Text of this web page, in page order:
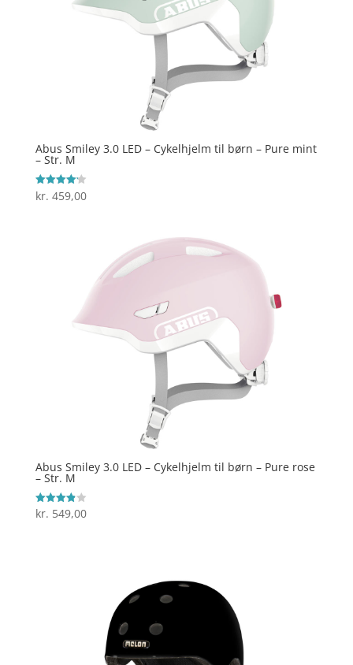
Abus Smiley 3.0 LED – Cykelhjelm til børn – Pure mint
– Str. M
Vurderet
4.2
kr. 459,00
Abus Smiley 3.0 LED – Cykelhjelm til børn – Pure rose
– Str. M
Vurderet
3.9
kr. 549,00